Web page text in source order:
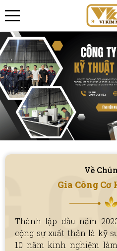
Về
Gia Công
Thành lập dầu năm
cộng sự xuất thân là kỹ
10 năm kinh nghiệm